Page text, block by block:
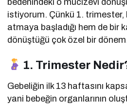
istiyorum. Çünkü 1. trimester,
atmaya başladığı hem de bir
dönüştüğü çok özel bir
1. Trimester
Gebeliğin ilk 13 haftasını
yani bebeğin organlarının